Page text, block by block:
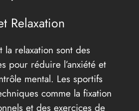
Relaxation
la relaxation sont des
pour réduire l’anxiété et
mental. Les sportifs
comme la fixation
et des exercices de